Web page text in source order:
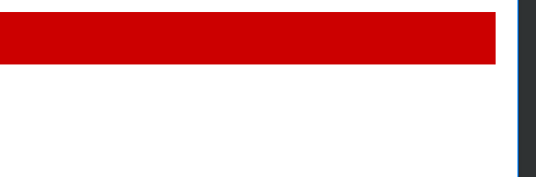
13
Tilaa maksuton uutiskirjeemme